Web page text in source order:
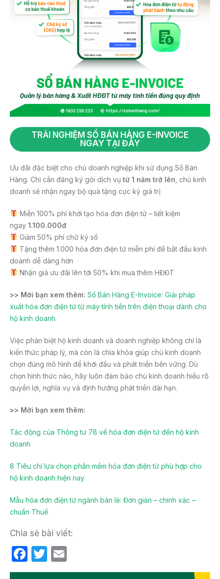
TRẢI NGHIỆM SỔ BÁN HÀNG E-INVOICE
NGAY TẠI ĐÂY
Ưu đãi đặc biệt cho chủ doanh nghiệp khi sử dụng Sổ Bán
Hàng. Chỉ cần đăng ký gói dịch vụ từ 1 năm trở lên , chủ kinh
doanh sẽ nhận ngay bộ quà tặng cực kỳ giá trị:
Miễn 100% phí khởi tạo hóa đơn điện tử – tiết kiệm
ngay 1.100.000đ
Giảm 50% phí chữ ký số
Tặng thêm 1.000 hóa đơn điện tử miễn phí để bắt đầu kinh
doanh dễ dàng hơn
Nhận giá ưu đãi lên tới 50% khi mua thêm HĐĐT
>> Mời bạn xem thêm: Sổ Bán Hàng E-Invoice: Giải pháp
xuất hóa đơn điện tử từ máy tính tiền trên điện thoại dành cho
hộ kinh doanh
Việc phân biệt hộ kinh doanh và doanh nghiệp không chỉ là
kiến thức pháp lý, mà còn là chìa khóa giúp chủ kinh doanh
chọn đúng mô hình để khởi đầu và phát triển bền vững. Dù
chọn hình thức nào, hãy luôn đảm bảo chủ kinh doanh hiểu rõ
quyền lợi, nghĩa vụ và định hướng phát triển dài hạn.
>> Mời bạn xem thêm:
Tác động của Thông tư 78 về hóa đơn điện tử đến hộ kinh
doanh
8 Tiêu chí lựa chọn phần mềm hóa đơn điện tử phù hợp cho
hộ kinh doanh hiện nay
Mẫu hóa đơn điện tử ngành bán lẻ: Đơn giản – chính xác –
chuẩn Thuế
Chia sẻ bài viết:
F
a
T
w m